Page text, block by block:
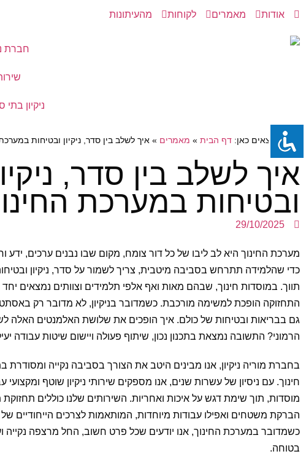
אודות מאמרים לקוחות מהעיתונות
חברת
ניקיון בתי
אתם נמצאים כאן: דף הבית » מאמרים » איך לשלב בין סדר, ניקיון ובטיחות
איך לשלב בין סדר,
ובטיחות במערכת
29/10/2025
מערכת החינוך היא לב ליבו של כל דור צומח, מקום שבו נבנים ערכים, ידע
כדי שהלמידה תתרחש בסביבה מיטבית, צריך לשמור על סדר, ניקיון
תווך. במוסדות חינוך, שבהם מאות ואף אלפי תלמידים וצוותים נמצאים יחד
התחזוקה הופכת למשימה מורכבת. כשמדובר בניקיון, לא מדובר רק
גם בבריאות ובטיחות של כולם. איך הופכים את שלושת האלמנטים האלה
הרמוני? התשובה נמצאת בתכנון נכון, שיתוף פעולה ויישום שיטות עבודה
בחברת מוריה ניקיון, אנו מבינים היטב את הצורך בסביבה נקייה ומסודרת
חינוך. עם ניסיון של עשרות שנים, אנו מספקים שירותי ניקיון שוטף ומקצועי
מוסדות, תוך שימת דגש על איכות ואחריות. השירותים שלנו כוללים תחזוקת
הברקת משטחים ואפילו עבודות מיוחדות, המותאמות לצרכים הייחודיים של
כשמדובר במערכת החינוך, אנו יודעים שכל פרט חשוב, החל מרצפה נקייה
בטוחה.